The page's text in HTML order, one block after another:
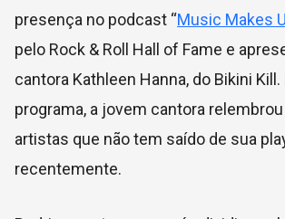
presença no podcast “Music Makes
pelo Rock & Roll Hall of Fame e
cantora Kathleen Hanna, do Bikini
programa, a jovem cantora
artistas que não tem saído de sua
recentemente.